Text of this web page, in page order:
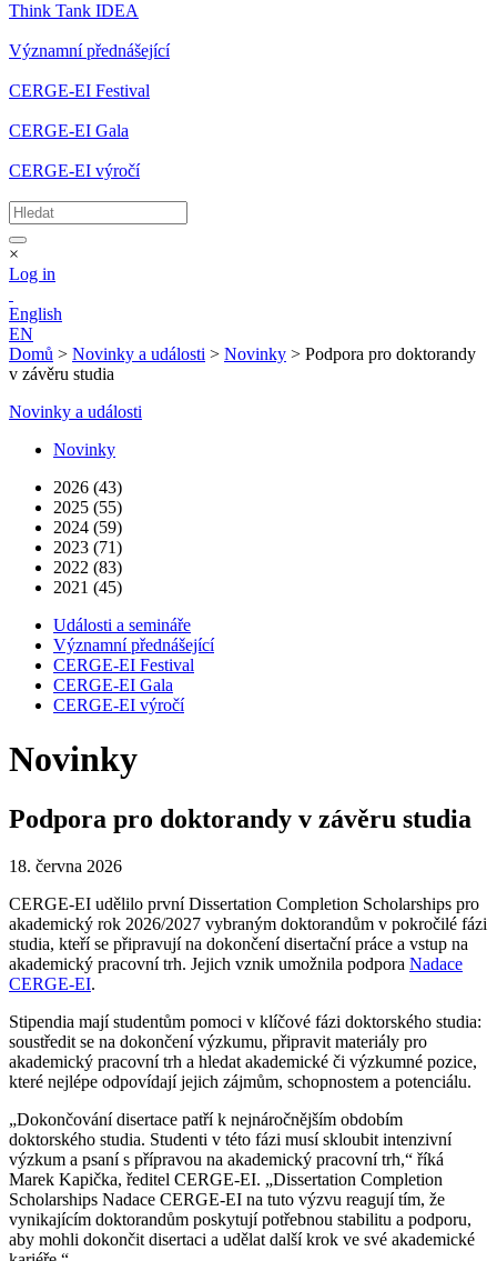
Think Tank IDEA
Významní přednášející
CERGE-EI Festival
CERGE-EI Gala
CERGE-EI výročí
×
Log in
English
EN
Domů > Novinky a události > Novinky > Podpora pro doktorandy
v závěru studia
Novinky a události
Novinky
2026 (43)
2025 (55)
2024 (59)
2023 (71)
2022 (83)
2021 (45)
Události a semináře
Významní přednášející
CERGE-EI Festival
CERGE-EI Gala
CERGE-EI výročí
Novinky
Podpora pro doktorandy v závěru studia
18. června 2026
CERGE-EI udělilo první Dissertation Completion Scholarships pro
akademický rok 2026/2027 vybraným doktorandům v pokročilé fázi
studia, kteří se připravují na dokončení disertační práce a vstup na
akademický pracovní trh. Jejich vznik umožnila podpora Nadace
CERGE-EI.
Stipendia mají studentům pomoci v klíčové fázi doktorského studia:
soustředit se na dokončení výzkumu, připravit materiály pro
akademický pracovní trh a hledat akademické či výzkumné pozice,
které nejlépe odpovídají jejich zájmům, schopnostem a potenciálu.
„Dokončování disertace patří k nejnáročnějším obdobím
doktorského studia. Studenti v této fázi musí skloubit intenzivní
výzkum a psaní s přípravou na akademický pracovní trh,“ říká
Marek Kapička, ředitel CERGE-EI. „Dissertation Completion
Scholarships Nadace CERGE-EI na tuto výzvu reagují tím, že
vynikajícím doktorandům poskytují potřebnou stabilitu a podporu,
aby mohli dokončit disertaci a udělat další krok ve své akademické